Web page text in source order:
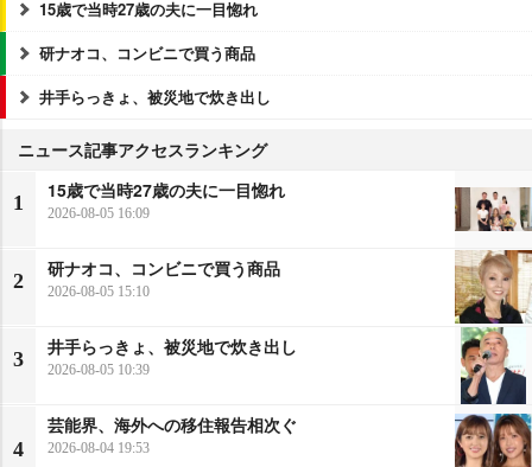
15歳で当時27歳の夫に一目惚れ
研ナオコ、コンビニで買う商品
井手らっきょ、被災地で炊き出し
ニュース記事アクセスランキング
1
15歳で当時27歳の夫に一目惚れ
2026-08-05 16:09
2
研ナオコ、コンビニで買う商品
2026-08-05 15:10
3
井手らっきょ、被災地で炊き出し
2026-08-05 10:39
4
芸能界、海外への移住報告相次ぐ
2026-08-04 19:53